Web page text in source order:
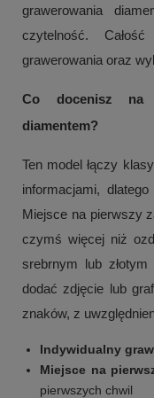
grawerowania
czytelność.
grawerowania oraz
Co docenisz na
diamentem?
Ten model łączy
informacjami,
Miejsce na pierwszy
czymś więcej niż
srebrnym lub złotym
dodać zdjęcie lub
znaków, z
Indywidualny
Miejsce na
pierwszych chwil